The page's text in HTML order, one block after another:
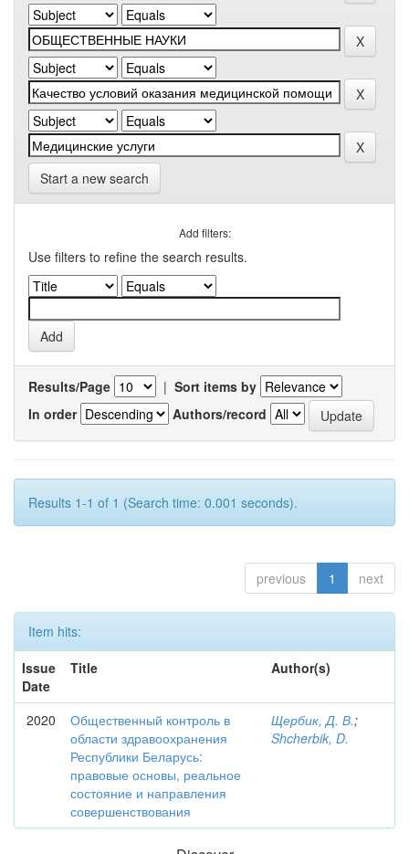
Start a new search
Add filters:
Use filters to refine the search results.
Results/Page | Sort items by
In order
Authors/record
Results 1-1 of 1 (Search time: 0.001 seconds).
previous 1 next
Item hits:
Issue
Date
Title Author(s)
2020
Общественный контроль в
области здравоохранения
Республики Беларусь:
правовые основы, реальное
состояние и направления
совершенствования
Щербик, Д. В.;
Shcherbik, D.